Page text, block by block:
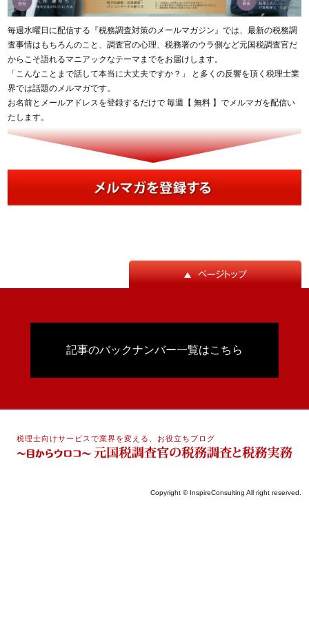
毎週水曜日に配信する『税務調査対策のメールマガジン』では、最新の税務調
査事情はもちろんのこと、調査官の心理、税務署のウラ側など元国税調査官だ
からこそ語れるマニアックなテーマまでをお届けします。
「こんなことまで話して本当に大丈夫ですか？」 と多くの反響を頂く税理士業
界では話題のメルマガです。
お名前とメールアドレスを登録するだけで 毎週【 無料 】でメルマガを配信い
たします。
記事のバックナンバー一覧はこちら
税理士向けサービスで業界を変える、お役立ちブログ
Copyright © InspireConsulting All right reserved.